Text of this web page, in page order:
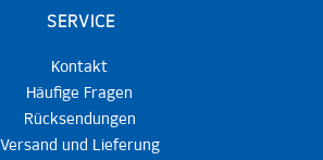
SERVICE
Kontakt
Häufige Fragen
Rücksendungen
Versand und Lieferung